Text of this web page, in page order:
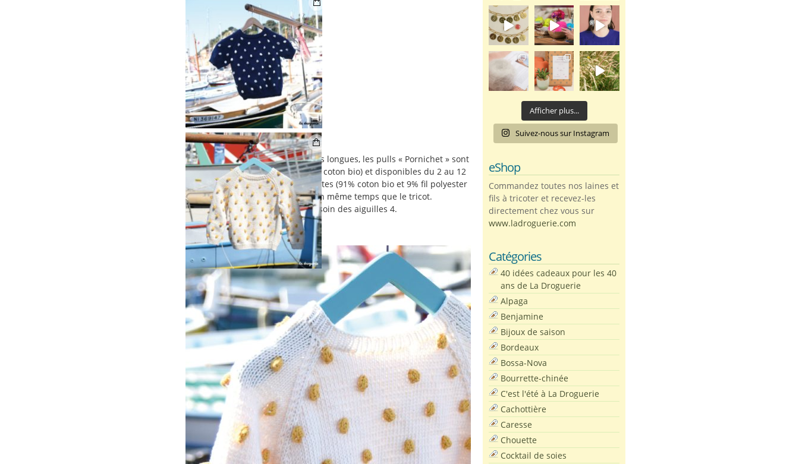
A manches courtes ou à manches longues, les pulls « Pornichet » sont
tricotés en Fleur de coton (100% coton bio) et disponibles du 2 au 12
ans. Lesnopes, tricotées en Pépites (91% coton bio et 9% fil polyester
métallisé), sont faites en même temps que le tricot.
Vous aurez besoin des aiguilles 4.
Afficher plus...
Suivez-nous sur Instagram
eShop
Commandez toutes nos laines et
fils à tricoter et recevez-les
directement chez vous sur
www.ladroguerie.com
Catégories
40 idées cadeaux pour les 40
ans de La Droguerie
Alpaga
Benjamine
Bijoux de saison
Bordeaux
Bossa-Nova
Bourrette-chinée
C'est l'été à La Droguerie
Cachottière
Caresse
Chouette
Cocktail de soies